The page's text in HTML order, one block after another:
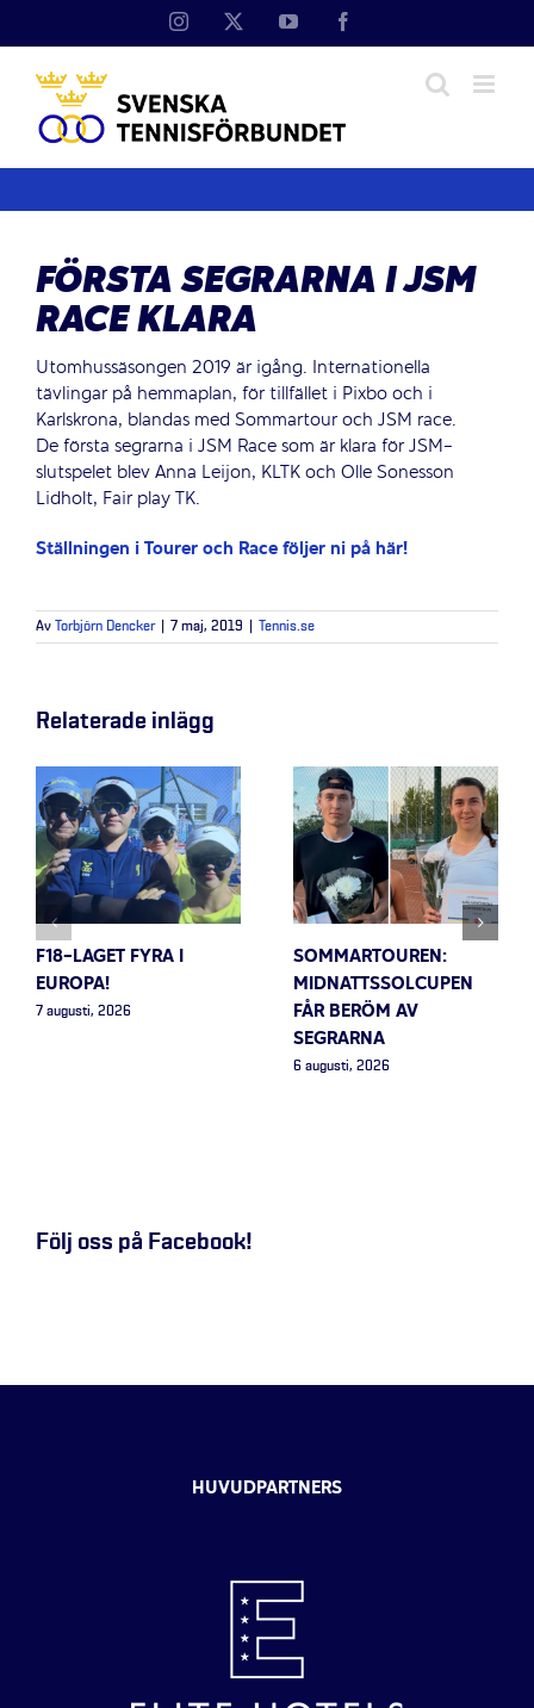
Instagram YouTube
FÖRSTA SEGRARNA I JSM
RACE KLARA
Utomhussäsongen 2019 är igång. Internationella
tävlingar på hemmaplan, för tillfället i Pixbo och i
Karlskrona, blandas med Sommartour och JSM race.
De första segrarna i JSM Race som är klara för JSM-
slutspelet blev Anna Leijon, KLTK och Olle Sonesson
Lidholt, Fair play TK.
Ställningen i Tourer och Race följer ni på här!
Av Torbjörn Dencker 7 maj, 2019 Tennis.se
Relaterade inlägg
F18-LAGET FYRA I
EUROPA!
7 augusti, 2026
SOMMARTOUREN:
MIDNATTSSOLCUPEN
FÅR BERÖM AV
SEGRARNA
6 augusti, 2026
Följ oss på Facebook!
HUVUDPARTNERS